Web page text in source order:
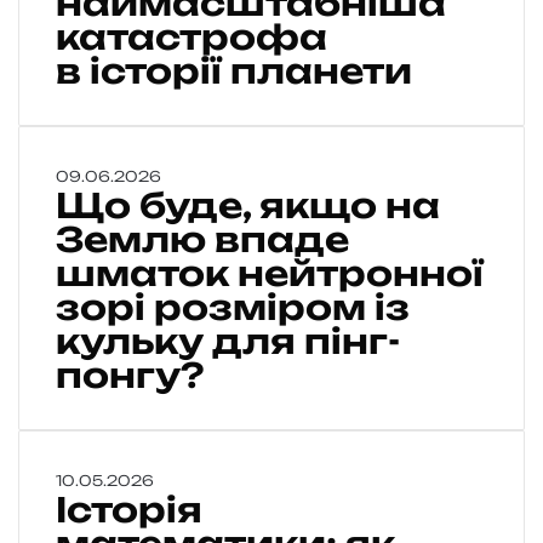
ш
е
п
о
а
в
,
я
к
н
а
д
м
в
н
т
ь
я
я
щ
о
М
і
с
я
в
а
е
катастрофа
в історії планети
Щ
б
у
д
е
я
о
а
е
09.06.2026
Що буде, якщо на
Землю впаде
шматок нейтронної
зорі розміром із
кульку для пінг-
понгу?
І10.05.2026
Історія